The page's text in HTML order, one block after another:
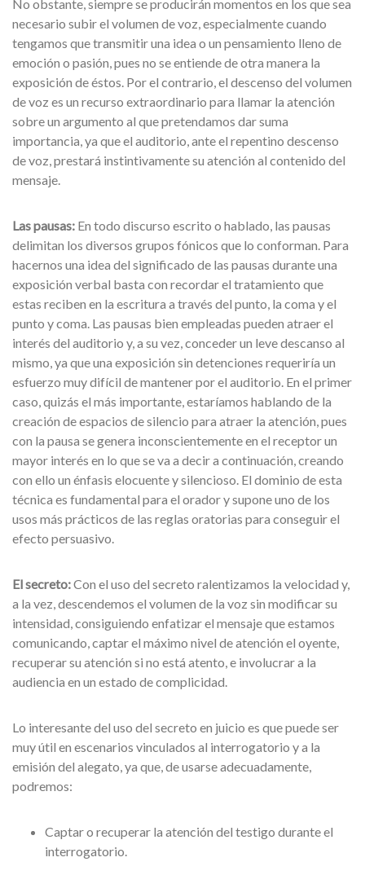
No obstante, siempre se producirán momentos en los que sea
necesario subir el volumen de voz, especialmente cuando
tengamos que transmitir una idea o un pensamiento lleno de
emoción o pasión, pues no se entiende de otra manera la
exposición de éstos. Por el contrario, el descenso del volumen
de voz es un recurso extraordinario para llamar la atención
sobre un argumento al que pretendamos dar suma
importancia, ya que el auditorio, ante el repentino descenso
de voz, prestará instintivamente su atención al contenido del
mensaje.
Las pausas: En todo discurso escrito o hablado, las pausas
delimitan los diversos grupos fónicos que lo conforman. Para
hacernos una idea del significado de las pausas durante una
exposición verbal basta con recordar el tratamiento que
estas reciben en la escritura a través del punto, la coma y el
punto y coma. Las pausas bien empleadas pueden atraer el
interés del auditorio y, a su vez, conceder un leve descanso al
mismo, ya que una exposición sin detenciones requeriría un
esfuerzo muy difícil de mantener por el auditorio. En el primer
caso, quizás el más importante, estaríamos hablando de la
creación de espacios de silencio para atraer la atención, pues
con la pausa se genera inconscientemente en el receptor un
mayor interés en lo que se va a decir a continuación, creando
con ello un énfasis elocuente y silencioso. El dominio de esta
técnica es fundamental para el orador y supone uno de los
usos más prácticos de las reglas oratorias para conseguir el
efecto persuasivo.
El secreto:Con el uso del secreto ralentizamos la velocidad y,
a la vez, descendemos el volumen de la voz sin modificar su
intensidad, consiguiendo enfatizar el mensaje que estamos
comunicando, captar el máximo nivel de atención el oyente,
recuperar su atención si no está atento, e involucrar a la
audiencia en un estado de complicidad.
Lo interesante del uso del secreto en juicio es que puede ser
muy útil en escenarios vinculados al interrogatorio y a la
emisión del alegato, ya que, de usarse adecuadamente,
podremos:
Captar o recuperar la atención del testigo durante el
interrogatorio.